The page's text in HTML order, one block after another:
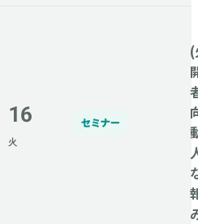
16
火
セミナー